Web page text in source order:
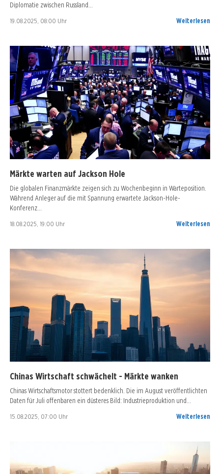
Diplomatie zwischen Russland…
19.08.2025, 08:00 Uhr Weiterlesen
Märkte warten auf Jackson Hole
Die globalen Finanzmärkte zeigen sich zu Wochenbeginn in Warteposition.
Während Anleger auf die mit Spannung erwartete Jackson-Hole-
Konferenz…
18.08.2025, 19:00 Uhr Weiterlesen
Chinas Wirtschaft schwächelt - Märkte wanken
Chinas Wirtschaftsmotor stottert bedenklich. Die im August veröffentlichten
Daten für Juli offenbaren ein düsteres Bild: Industrieproduktion und…
15.08.2025, 07:00 Uhr Weiterlesen